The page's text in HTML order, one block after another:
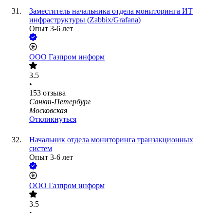
Заместитель начальника отдела мониторинга ИТ
инфраструктуры (Zabbix/Grafana)
Опыт 3-6 лет
ООО Газпром информ
3.5
•
153 отзыва
Санкт-Петербург
Московская
Откликнуться
Начальник отдела мониторинга транзакционных
систем
Опыт 3-6 лет
ООО Газпром информ
3.5